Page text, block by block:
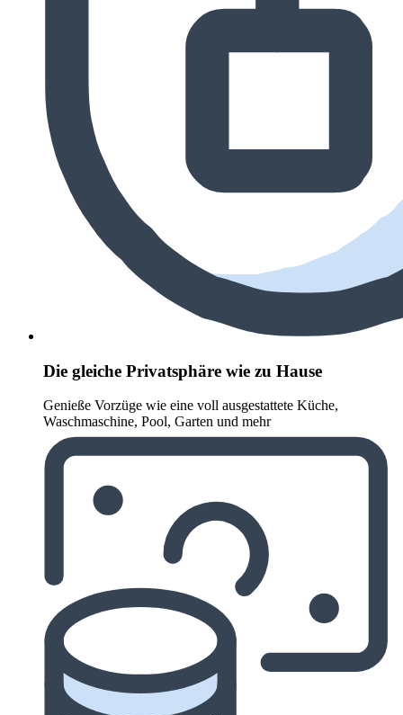
Die gleiche Privatsphäre wie zu Hause
Genieße Vorzüge wie eine voll ausgestattete Küche,
Waschmaschine, Pool, Garten und mehr